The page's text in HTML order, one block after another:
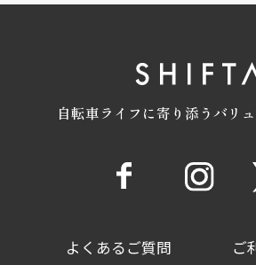
自転車ライフに寄り添うバリ
よくあるご質問 ご